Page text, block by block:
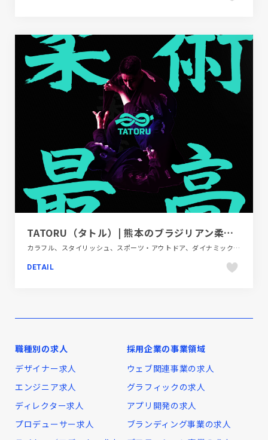
TATORU（タトル）| 熊本のブラジリアン柔道アカデミー
カラフル、スタイリッシュ、スポーツ・アウトドア、ダイナミック、ブラック系 、ブランド・サービスサイト、ポップ、地域・団体・活動、大きめ写真
DETAIL
職種別の求人
デザイナー求人
エンジニア求人
ディレクター求人
プロデューサー求人
採用企業の事業領域
ウェブ関連事業の求人
グラフィックの求人
アプリ開発の求人
ブランディング事業の求人